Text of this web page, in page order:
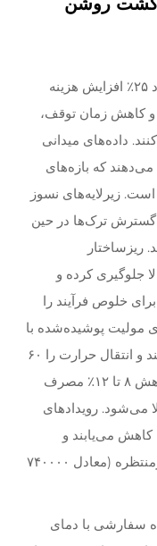
اگرچه گلازهای پایدارشده با زیرکونیا حدود ۲۵٪ افزایش هزینه
و کاهش زمان توقف،
داده‌های میدانی
که بازه‌های
یافته است. زیرلایه‌های نسوز
در معرض گسترش ترک‌ها در حین
جلوگیری کرده و
خلوص فرآیند را
مولیت پوشیده‌شده با
گلاز ۴۰٪ سبک‌تر از معادل‌های فلزی هستند و انتقال حرارت را ۶۰
تا ۷۰٪ کاهش می‌دهند؛ این امر موجب کاهش ۸ تا ۱۲٪ مصرف
می‌شود. رویدادهای
و نگهداری غیربرنامه‌ریزی‌شده ۶۲٪ کاهش می‌یابند و
هزینه‌های متوسط ناشی از هر توقف غیرمنتظره (معادل ۷۴۰۰۰۰
سفارشی با دمای